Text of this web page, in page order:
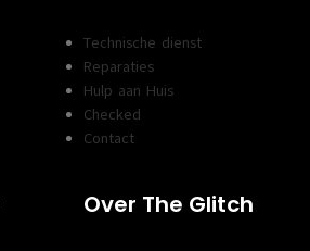
Technische dienst
Reparaties
Hulp aan Huis
Checked
Contact
Over The Glitch